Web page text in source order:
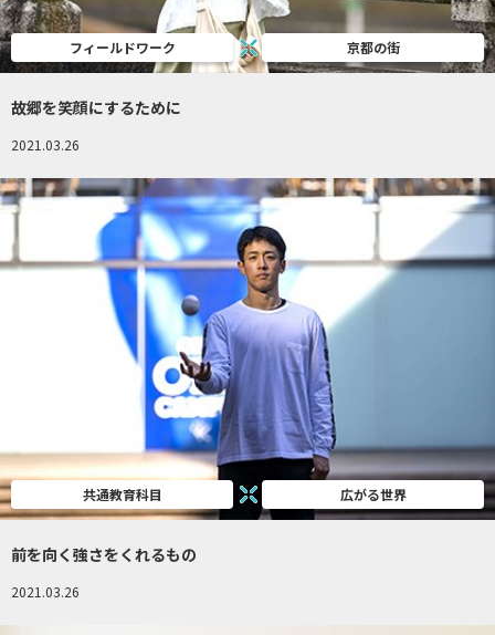
フィールドワーク 京都の街
故郷を笑顔にするために
2021.03.26
共通教育科目 広がる世界
前を向く強さをくれるもの
2021.03.26